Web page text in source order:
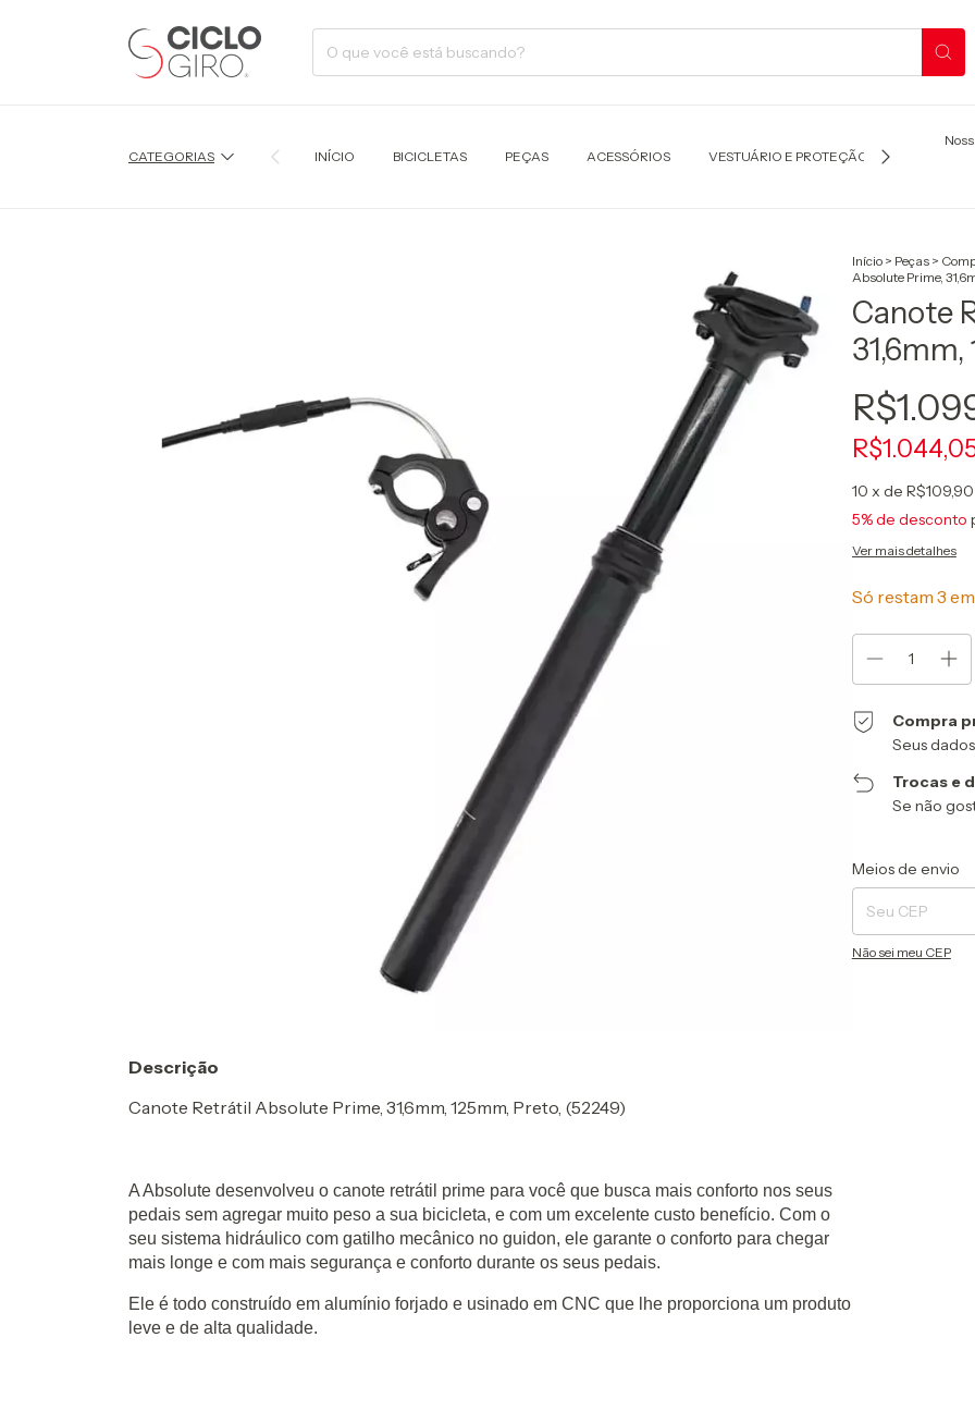
CATEGORIAS INÍCIO BICICLETAS PEÇAS ACESSÓRIOS VESTUÁRIO E PROTEÇÃO
Início > Peças >
Absolute Prime,
Canote
10 x de R$109,90
5% de desconto
Ver mais detalhes
Só restam 3
Compra
Seus
Trocas e
Se não
Entregas para o CEP:
Meios de envio
Não sei meu CEP
Descrição
Canote Retrátil Absolute Prime, 31,6mm, 125mm, Preto, (52249)
A Absolute desenvolveu o canote retrátil prime para você que busca mais conforto nos seus
pedais sem agregar muito peso a sua bicicleta, e com um excelente custo benefício. Com o
seu sistema hidráulico com gatilho mecânico no guidon, ele garante o conforto para chegar
mais longe e com mais segurança e conforto durante os seus pedais.
Ele é todo construído em alumínio forjado e usinado em CNC que lhe proporciona um produto
leve e de alta qualidade.